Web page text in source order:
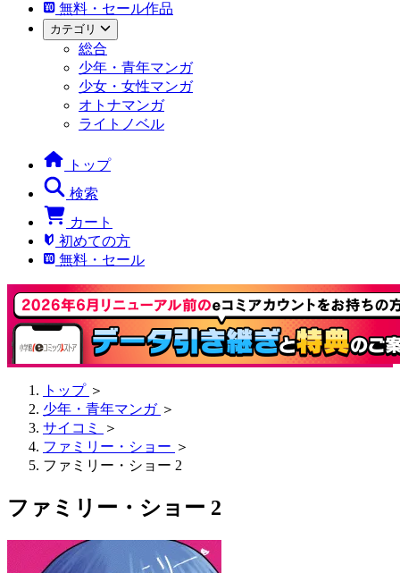
無料・セール作品
カテゴリ
総合
少年・青年マンガ
少女・女性マンガ
オトナマンガ
ライトノベル
トップ
検索
カート
初めての方
無料・セール
トップ ＞
少年・青年マンガ ＞
サイコミ
＞
ファミリー・ショー ＞
ファミリー・ショー 2
ファミリー・ショー 2